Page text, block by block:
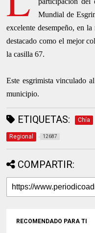
Mundial de
excelente desempeño, en
destacado como el mejor
la casilla 67.
Este esgrimista vinculado
municipio.
ETIQUETAS: Chía
Regional 12687
COMPARTIR:
RECOMENDADO PARA TI